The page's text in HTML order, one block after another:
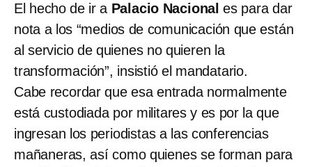
El hecho de ir a Palacio Nacionales para dar
nota a los “medios de comunicación que están
al servicio de quienes no quieren la
transformación”, insistió el mandatario.
Cabe recordar que esa entrada normalmente
está custodiada por militares y es por la que
ingresan los periodistas a las conferencias
mañaneras, así como quienes se forman para